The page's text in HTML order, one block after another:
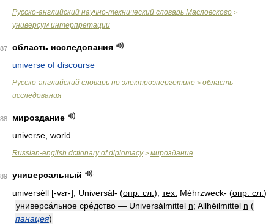
Русско-английский научно-технический словарь Масловского >
универсум интерпретации
87
область исследования
universe of discourse
Русско-английский словарь по электроэнергетике > область
исследования
88
мироздание
universe, world
Russian-english dctionary of diplomacy> мироздание
89
универсальный
universéll [-vɛr-], Universál- (опр. сл. ); тех. Méhrzweck- (опр. сл. )
универса́льное сре́дство — Universálmittel n; Allhéilmittel n (
панацея)